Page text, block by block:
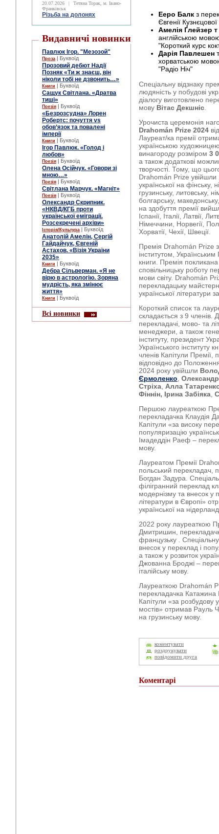
20.07.2026 |
Тетяна Торак, м. Івано-
Франківськ
Різьба на долонях
Видавничі новинки
Павлюк Ігор. "Мезозой"
Проза | Буквоїд
Прозовий дебют Надії
Позняк «Ти ж знаєш, він
ніколи тобі не дзвонить…»
Книги | Буквоїд
Сащук Світлана. «Дратва
тиші»
Поезія | Буквоїд
«Безрозсудна» Лорен
Робертс: почуття vs
обов’язок та повалені
імперії
Книги | Буквоїд
Ігор Павлюк. «Голод і
любов»
Поезія | Буквоїд
Олена Осійчук. «Говори зі
мною…»
Поезія | Буквоїд
Світлана Марчук. «Магніт»
Поезія | Буквоїд
Олександр Скрипник.
«НКВД/КГБ проти
української еміграції.
Розсекречені архіви»
Історія/Культура | Буквоїд
Анатолій Амелін, Сергій
Гайдайчук, Євгеній
Астахов. «Візія України
2035»
Книги | Буквоїд
Дебра Сільверман. «Я не
вірю в астрологію. Зоряна
мудрість, яка змінює
життя»
Книги | Буквоїд
Всі новинки
Ееро Балк з
Євгенії
Амелія Ґлейзер т
англійською
"Короткий курс
Дарія Павлешен
хорватською
"Радіо Ніч"
Спеціальну відзнаку
людяність у побудові
діалогу виготовлено
мову Вітас Декшніс
Урочиста церемонія
Drahomán Prize 2024
Лауреат/ка премії
українською
винагороду розміром 3
а також додаткові
творчості. Тому, що
Drahomán Prize увійшли
української на фінську,
грузинську, литовську,
болгарську,
на здобуття премії
Іспанії, Італії, Латвії,
Німеччини, Норвегії,
Хорватії, Чехії, Швеції.
Премія Drahomán Prize
інститутом,
книги. Премія
сповільницьку роботу
мови світу. Drahomán
перекладацьку
української літератури
Короткий список та
складається з 9 членів.
перекладачі, мово- та
менеджери, а також
інституту, президент
Українського інституту
членів Капітули Премії,
відповідно до
2024 року увійшли
Єрмоленко
Стріха Алла
Фіннін, Ірина Забіяка
Першою лауреаткою
перекладачка Клаудія
Капітули «за високу
популяризацію
Імадеддін Раеф –
мову.
Лауреатом Премії
польський перекладач,
Богдан Задура.
філігранний переклад
модернізму та внесок у
літератури в Європі»
української на
2022 року лауреаткою
Дмитришин,
французьку .
внесок у переклад і
а також у розвиток
Джованна Броджі –
італійську мову.
Лауреаткою Drahomán
перекладачка Катажина
Капітули «за розбудову
мостів» отримав Рауль
на грузинську мову.
коментувати
роздрукувати
повідомити друга
Коментарі